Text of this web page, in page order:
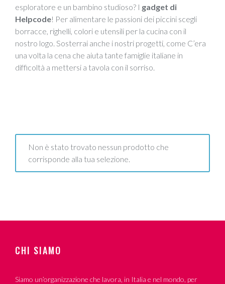
esploratore e un bambino studioso? I gadget di
Helpcode! Per alimentare le passioni dei piccini scegli
borracce, righelli, colori e utensili per la cucina con il
nostro logo. Sosterrai anche i nostri progetti, come C’era
una volta la cena che aiuta tante famiglie italiane in
difficoltà a mettersi a tavola con il sorriso.
Non è stato trovato nessun prodotto che
corrisponde alla tua selezione.
CHI SIAMO
Siamo un’organizzazione che lavora, in Italia e nel mondo, per